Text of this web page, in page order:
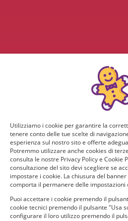
Utilizziamo i cookie per garantire la
tenere conto delle tue scelte di
esperienza sul nostro sito e offerte
Potremmo utilizzare anche cookies di
consulta le nostre Privacy Policy e Cookie
consultazione del sito devi scegliere se
impostare i cookie. La chiusura del
comporta il permanere delle impostazioni
Puoi accettare i cookie premendo il
cookie tecnici premendo il pulsante "Usa
configurare il loro utilizzo premendo il